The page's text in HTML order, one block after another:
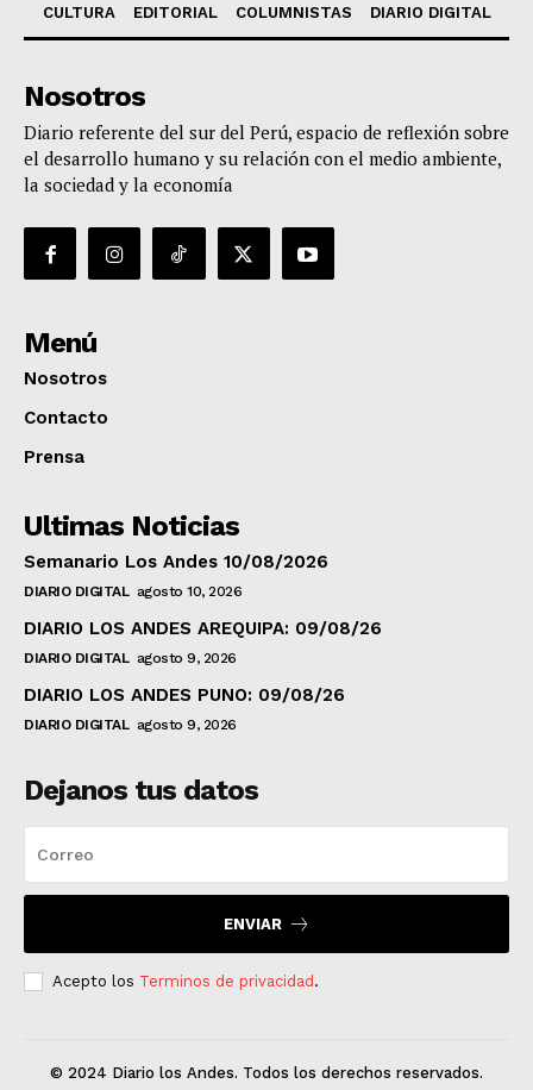
CULTURA
EDITORIAL COLUMNISTAS DIARIO DIGITAL
Nosotros
Diario referente del sur del Perú, espacio de reflexión sobre
el desarrollo humano y su relación con el medio ambiente,
la sociedad y la economía
Menú
Nosotros
Contacto
Prensa
Ultimas Noticias
Semanario Los Andes 10/08/2026
DIARIO DIGITAL agosto 10, 2026
DIARIO LOS ANDES AREQUIPA: 09/08/26
DIARIO DIGITAL agosto 9, 2026
DIARIO LOS ANDES PUNO: 09/08/26
DIARIO DIGITAL agosto 9, 2026
Dejanos tus datos
ENVIAR
Acepto los Terminos de privacidad.
© 2024 Diario los Andes. Todos los derechos reservados.